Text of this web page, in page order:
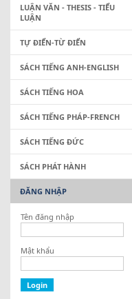
LUẬN VĂN - THESIS - TIỂU
LUẬN
TỰ ĐIỂN-TỪ ĐIỂN
SÁCH TIẾNG ANH-ENGLISH
SÁCH TIẾNG HOA
SÁCH TIẾNG PHÁP-FRENCH
SÁCH TIẾNG ĐỨC
SÁCH PHÁT HÀNH
ĐĂNG NHẬP
Tên đăng nhập
Mật khẩu